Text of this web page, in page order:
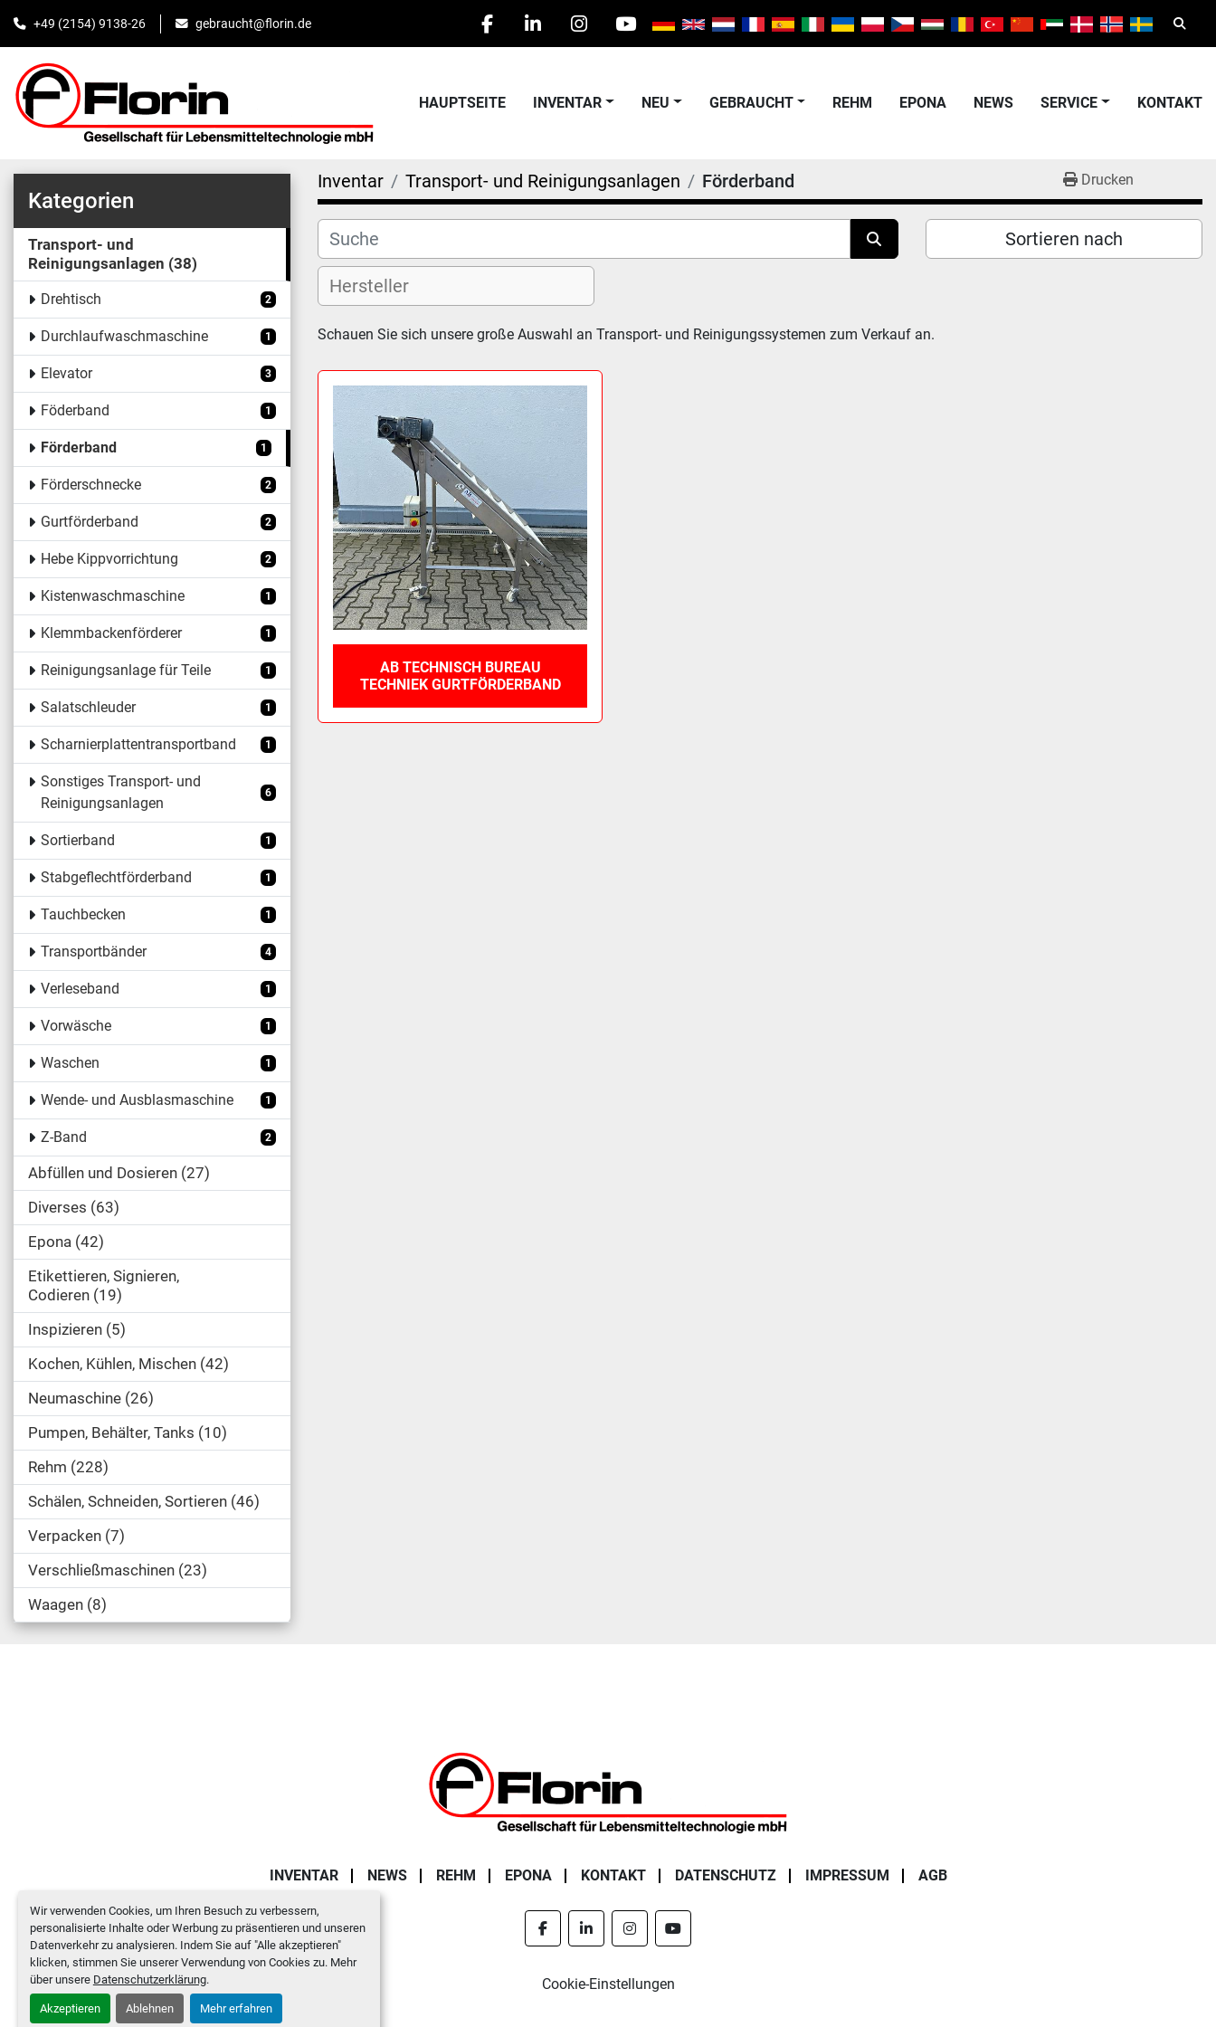
Wir verwenden Cookies, um Ihren Besuch zu verbessern,
personalisierte Inhalte oder Werbung zu präsentieren und unseren
Datenverkehr zu analysieren. Indem Sie auf "Alle akzeptieren"
klicken, stimmen Sie unserer Verwendung von Cookies zu. Mehr
über unsere Datenschutzerklärung.
Akzeptieren Ablehnen Mehr erfahren
+49 (2154) 9138-26 gebraucht@florin.de
facebooklinkedininstagram
youtube Suche
HAUPTSEITE INVENTAR NEU GEBRAUCHT NEWS
REHM EPONA SERVICE KONTAKT
Kategorien
Transport- und
Reinigungsanlagen 38
Drehtisch 2
Durchlaufwaschmaschine 1
Elevator 3
Föderband 1
Förderband 1
Förderschnecke 2
Gurtförderband 2
Hebe Kippvorrichtung 2
Kistenwaschmaschine 1
Klemmbackenförderer 1
Reinigungsanlage für Teile 1
Salatschleuder 1
Scharnierplattentransportband 1
Sonstiges Transport- und
Reinigungsanlagen
6
Sortierband 1
Stabgeflechtförderband 1
Tauchbecken 1
Transportbänder 4
Verleseband 1
Vorwäsche 1
Waschen 1
Wende- und Ausblasmaschine 1
Z-Band 2
Abfüllen und Dosieren 27
Diverses 63
Epona 42
Etikettieren, Signieren,
Codieren 19
Inspizieren 5
Kochen, Kühlen, Mischen 42
Neumaschine 26
Pumpen, Behälter, Tanks 10
Rehm 228
Schälen, Schneiden, Sortieren 46
Verpacken 7
Verschließmaschinen 23
Waagen 8
Inventar Transport- und Reinigungsanlagen Förderband Drucken
Sortieren nach
Schauen Sie sich unsere große Auswahl an Transport- und Reinigungssystemen zum Verkauf an.
AB TECHNISCH BUREAU
TECHNIEK GURTFÖRDERBAND
INVENTAR NEWS REHM EPONA KONTAKT DATENSCHUTZ IMPRESSUM AGB
facebooklinkedininstagramyoutube
Cookie-Einstellungen